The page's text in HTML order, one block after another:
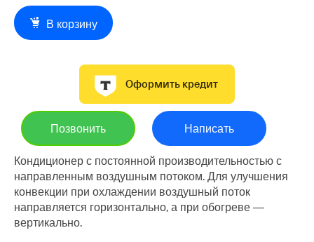
В корзину
Оформить кредит
Позвонить Написать
Кондиционер с постоянной производительностью с
направленным воздушным потоком. Для улучшения
конвекции при охлаждении воздушный поток
направляется горизонтально, а при обогреве —
вертикально.